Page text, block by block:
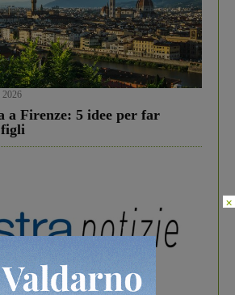
2026
a Firenze: 5 idee per far
×